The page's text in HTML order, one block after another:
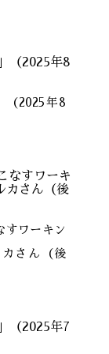
（2025年8
すワーキン
さん（後